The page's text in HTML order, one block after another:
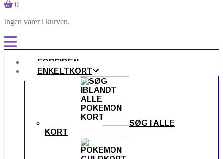
0
Ingen varer i kurven.
FORSIDEN
ENKELTKORT
SØG I ALLE
KORT